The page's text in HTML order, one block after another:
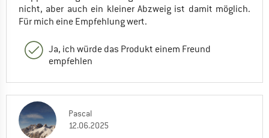
nicht, aber auch ein kleiner Abzweig ist damit möglich.
Für mich eine Empfehlung wert.
Ja, ich würde das Produkt einem Freund
empfehlen
Pascal
12.06.2025